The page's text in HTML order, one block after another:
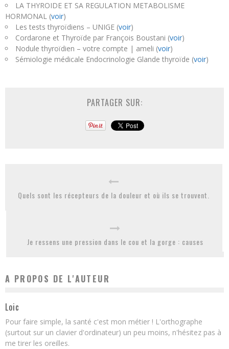
LA THYROIDE ET SA REGULATION METABOLISME
HORMONAL (voir)
Les tests thyroïdiens – UNIGE (voir)
Cordarone et Thyroïde par François Boustani (voir)
Nodule thyroïdien – votre compte | ameli (voir)
Sémiologie médicale Endocrinologie Glande thyroïde (voir)
PARTAGER SUR:
Quels sont les récepteurs de la douleur et où ils se trouvent.
Je ressens une pression dans le cou et la gorge : causes
A PROPOS DE L'AUTEUR
Loic
Pour faire simple, la santé c'est mon métier ! L'orthographe
(surtout sur un clavier d'ordinateur) un peu moins, n'hésitez pas à
me tirer les oreilles.